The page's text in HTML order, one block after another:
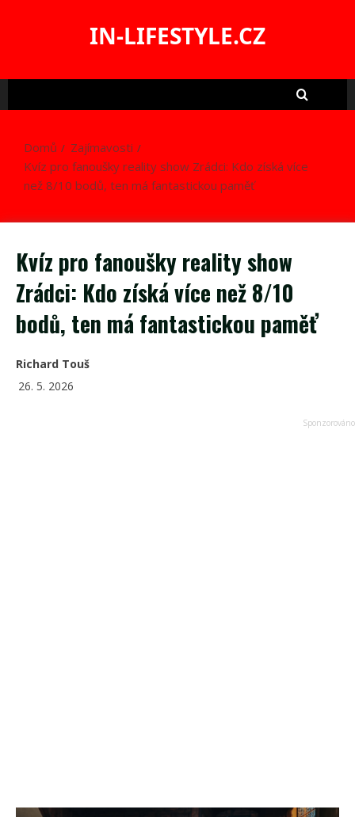
IN-LIFESTYLE.CZ
Domů
Zajímavosti
Kvíz pro fanoušky reality show Zrádci: Kdo získá více
než 8/10 bodů, ten má fantastickou paměť
Kvíz pro fanoušky reality show
Zrádci: Kdo získá více než 8/10
bodů, ten má fantastickou paměť
Richard Touš
26. 5. 2026